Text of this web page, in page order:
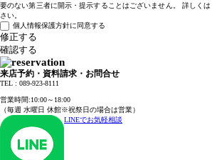
要のない第三者に開示・提示することはございません。 詳しく
さい。
個人情報保護方針に同意する
来店予約・資料請求・お問合せ
TEL : 089-923-8111
営業時間:10:00～18:00
（毎週 水曜日 休館※祝祭日の場合は営業）
LINEでお気軽相談